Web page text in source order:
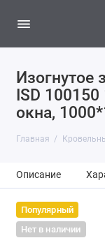
Изогнутое
ISD 100150
окна,
Главная
Описание
Популярный
Нет в наличии